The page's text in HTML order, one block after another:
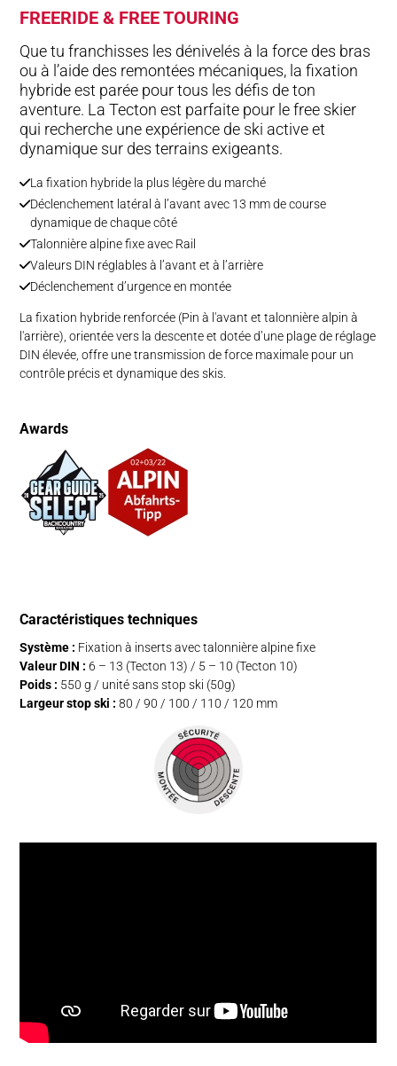
FREERIDE & FREE TOURING
Que tu franchisses les dénivelés à la force des bras
ou à l’aide des remontées mécaniques, la fixation
hybride est parée pour tous les défis de ton
aventure. La Tecton est parfaite pour le free skier
qui recherche une expérience de ski active et
dynamique sur des terrains exigeants.
La fixation hybride la plus légère du marché
Déclenchement latéral à l’avant avec 13 mm de course
dynamique de chaque côté
Talonnière alpine fixe avec Rail
Valeurs DIN réglables à l’avant et à l’arrière
Déclenchement d’urgence en montée
La fixation hybride renforcée (Pin à l'avant et talonnière alpin à
l'arrière), orientée vers la descente et dotée d’une plage de réglage
DIN élevée, offre une transmission de force maximale pour un
contrôle précis et dynamique des skis.
Awards
Caractéristiques techniques
Système : Fixation à inserts avec talonnière alpine fixe
Valeur DIN : 6 – 13 (Tecton 13) / 5 – 10 (Tecton 10)
Poids : 550 g / unité sans stop ski (50g)
Largeur stop ski : 80 / 90 / 100 / 110 / 120 mm